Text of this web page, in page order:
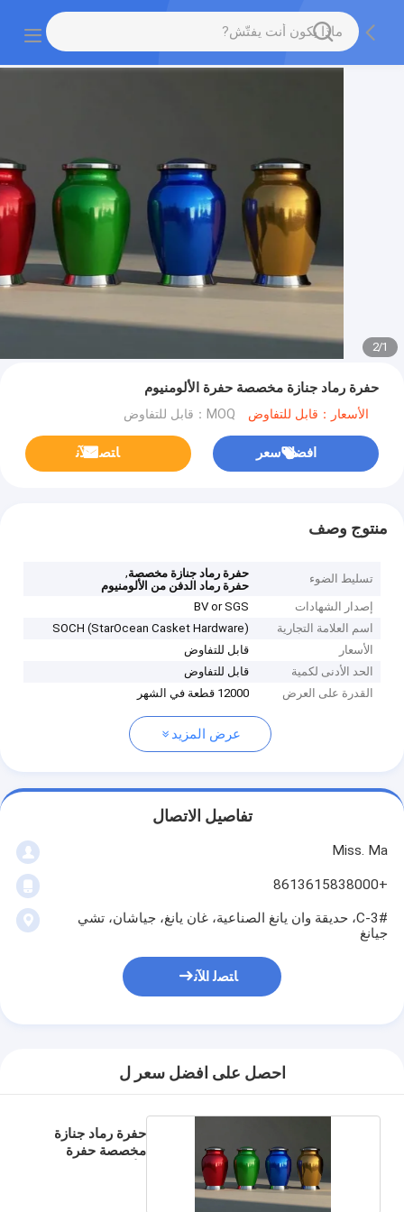
1
/
2
حفرة رماد جنازة مخصصة حفرة الألومنيوم
الأسعار：قابل للتفاوض MOQ：قابل للتفاوض
افضل سعر ﺎﺘﺼﻟ ﺍﻶﻧ
منتوج وصف
تسليط الضوء حفرة رماد جنازة مخصصة,
حفرة رماد الدفن من الألومنيوم
إصدار الشهادات
BV or SGS
اسم العلامة التجارية
SOCH (StarOcean Casket Hardware)
الأسعار
قابل للتفاوض
الحد الأدنى لكمية
قابل للتفاوض
القدرة على العرض
12000 قطعة في الشهر
عرض المزيد
تفاصيل الاتصال
Miss. Ma
+8613615838000
3#-C، حديقة وان يانغ الصناعية، غان يانغ، جياشان، تشي
جيانغ
ﺎﺘﺼﻟ ﺍﻶﻧ
احصل على افضل سعر ل
حفرة رماد جنازة
مخصصة حفرة